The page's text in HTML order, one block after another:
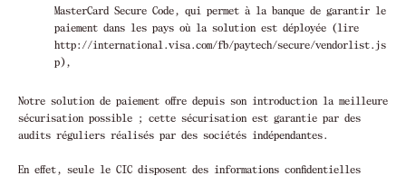
MasterCard Secure Code, qui permet à la banque de garantir le
paiement dans les pays où la solution est déployée (lire
http://international.visa.com/fb/paytech/secure/vendorlist.js
p),
Notre solution de paiement offre depuis son introduction la meilleure
sécurisation possible ; cette sécurisation est garantie par des
audits réguliers réalisés par des sociétés indépendantes.
En effet, seule le CIC disposent des informations confidentielles